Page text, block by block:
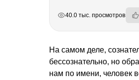
40.0 тыс. просмотров
На самом деле,
бессознательно, но
нам по имени, человек